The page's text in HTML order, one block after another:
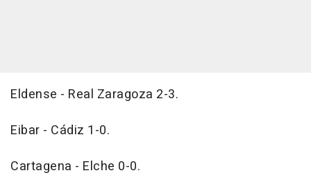
Eldense - Real Zaragoza 2-3.
Eibar - Cádiz 1-0.
Cartagena - Elche 0-0.